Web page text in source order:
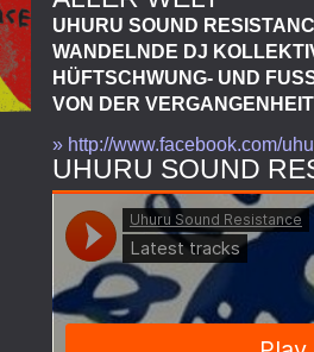
UHURU SOUND
WANDELNDE DJ
HÜFTSCHWUNG- UND
VON DER
» http://www.facebook.com/
UHURU SOUND